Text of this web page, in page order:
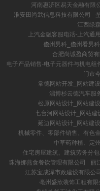
河南惠济区易天金融有限
淮安田尚武信息科技有限公司
江西绿
上汽金融客服电话-上汽通
儋州男科_儋州看男
合肥尚诚盈商贸
电子产品销售-电子元器件与机电
门市
常德网站开发_网站建
淄博杉云德汽车服
松原网站设计_网站建
七台河网站设计_网站
延边网站设计_网站建
机械零件、零部件销售、有色
中草药种植、定
住宅房屋建筑。建筑劳务分
珠海娜燕食餐饮管理有限公司
丽
江苏宝成泽市政建设有限公
亳州盛欣装饰工程有限